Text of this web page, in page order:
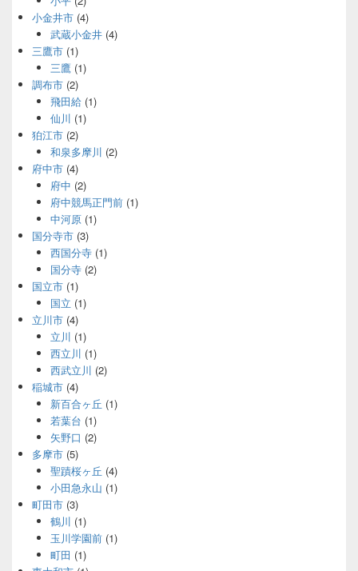
小金井市 (4)
武蔵小金井(4)
三鷹市 (1)
三鷹(1)
調布市 (2)
飛田給(1)
仙川 (1)
狛江市 (2)
和泉多摩川 (2)
府中市 (4)
府中 (2)
府中競馬正門前(1)
中河原(1)
国分寺市 (3)
西国分寺(1)
国分寺(2)
国立市 (1)
国立 (1)
立川市 (4)
立川 (1)
西立川 (1)
西武立川 (2)
稲城市 (4)
新百合ヶ丘 (1)
若葉台 (1)
矢野口 (2)
多摩市 (5)
聖蹟桜ヶ丘 (4)
小田急永山 (1)
町田市 (3)
鶴川 (1)
玉川学園前(1)
町田 (1)